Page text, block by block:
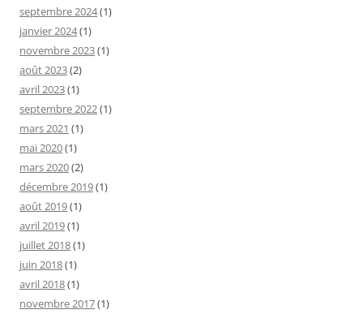
septembre 2024(1)
janvier 2024(1)
novembre 2023(1)
août 2023(2)
avril 2023(1)
septembre 2022(1)
mars 2021 (1)
mai 2020(1)
mars 2020(2)
décembre 2019(1)
août 2019(1)
avril 2019(1)
juillet 2018(1)
juin 2018(1)
avril 2018(1)
novembre 2017(1)